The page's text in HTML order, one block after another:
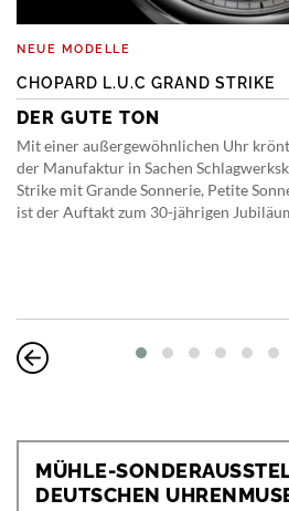
NEUE MODELLE
CHOPARD L.U.C GRAND STRIKE
DER GUTE TON
Mit einer außergewöhnlichen Uhr
der Manufaktur in Sachen
Strike mit Grande Sonnerie, Petite
ist der Auftakt zum 30-jährigen
MÜHLE-
DEUTSCHEN